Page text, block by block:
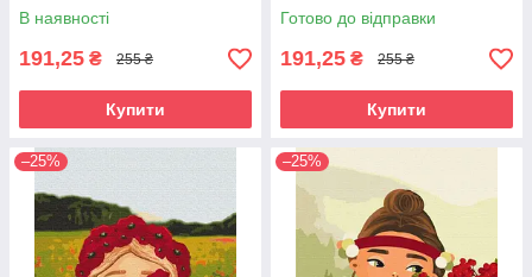
В наявності
191,25 ₴ 255 ₴
Купити
40 х 50 см
Готово до відправки
191,25 ₴ 255 ₴
Купити
–25% –25%